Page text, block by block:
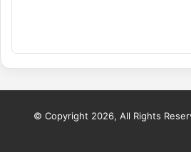
© Copyright 2026, All Rights